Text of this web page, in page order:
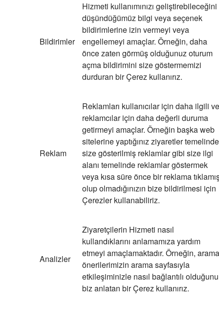
Bildirimler
Hizmeti kullanımınızı geliştirebileceğini
düşündüğümüz bilgi veya seçenek
bildirimlerine izin vermeyi veya
engellemeyi amaçlar. Örneğin, daha
önce zaten görmüş olduğunuz oturum
açma bildirimini size göstermemizi
durduran bir Çerez kullanırız.
Reklam
Reklamları kullanıcılar için daha ilgili ve
reklamcılar için daha değerli duruma
getirmeyi amaçlar. Örneğin başka web
sitelerine yaptığınız ziyaretler temelinde
size gösterilmiş reklamlar gibi size ilgi
alanı temelinde reklamlar göstermek
veya kısa süre önce bir reklama
olup olmadığınızın bize bildirilmesi için
Çerezler kullanabiliriz.
Analizler
Ziyaretçilerin Hizmeti nasıl
kullandıklarını anlamamıza yardım
etmeyi amaçlamaktadır. Örneğin, arama
önerilerimizin arama sayfasıyla
etkileşiminizle nasıl bağlantılı olduğunu
biz anlatan bir Çerez kullanırız.